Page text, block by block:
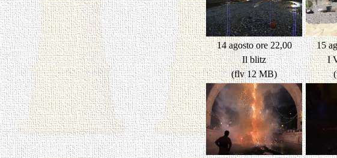
14 agosto ore 22,00 15
Il blitz
I
(flv 12 MB)